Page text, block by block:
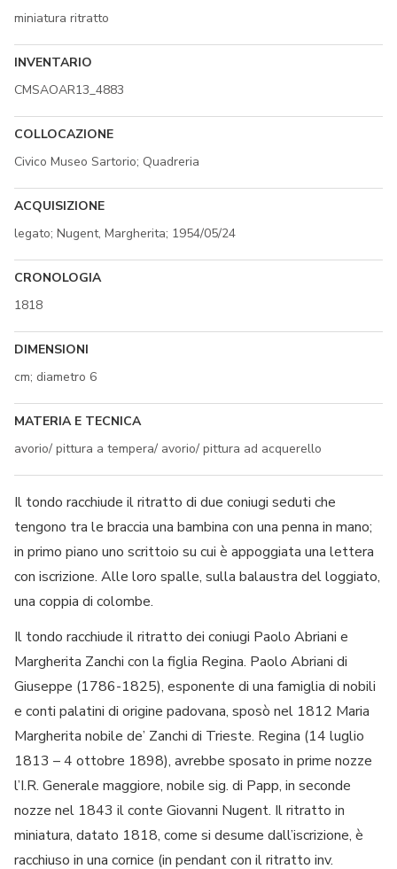
miniatura ritratto
INVENTARIO
CMSAOAR13_4883
COLLOCAZIONE
Civico Museo Sartorio; Quadreria
ACQUISIZIONE
legato; Nugent, Margherita; 1954/05/24
CRONOLOGIA
1818
DIMENSIONI
cm; diametro 6
MATERIA E TECNICA
avorio/ pittura a tempera/ avorio/ pittura ad acquerello
Il tondo racchiude il ritratto di due coniugi seduti che
tengono tra le braccia una bambina con una penna in mano;
in primo piano uno scrittoio su cui è appoggiata una lettera
con iscrizione. Alle loro spalle, sulla balaustra del loggiato,
una coppia di colombe.
Il tondo racchiude il ritratto dei coniugi Paolo Abriani e
Margherita Zanchi con la figlia Regina. Paolo Abriani di
Giuseppe (1786-1825), esponente di una famiglia di nobili
e conti palatini di origine padovana, sposò nel 1812 Maria
Margherita nobile de’ Zanchi di Trieste. Regina (14 luglio
1813 – 4 ottobre 1898), avrebbe sposato in prime nozze
l’I.R. Generale maggiore, nobile sig. di Papp, in seconde
nozze nel 1843 il conte Giovanni Nugent. Il ritratto in
miniatura, datato 1818, come si desume dall’iscrizione, è
racchiuso in una cornice (in pendant con il ritratto inv.